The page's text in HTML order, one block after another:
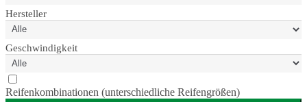
Hersteller
Geschwindigkeit
Reifenkombinationen (unterschiedliche Reifengrößen)